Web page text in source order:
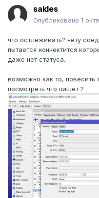
sakles
Опубликовано 1
что остлеживать? нету
пытается коннектится
даже нет статуса..
возможно как то, повесить
посмотреть что пишет ?